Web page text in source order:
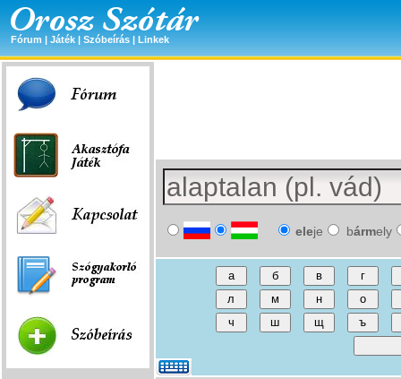
Fórum | Játék | Szóbeírás | Linkek
eleje bármely